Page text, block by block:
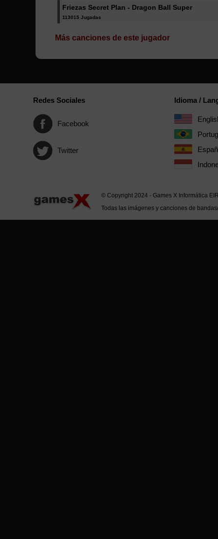
Friezas Secret Plan - Dragon Ball Super
113015 Jugadas
Más canciones de este jugador
Redes Sociales
Facebook
Twitter
Idioma /
© Copyright 2024 - Games X Informática
Todas las imágenes y canciones de